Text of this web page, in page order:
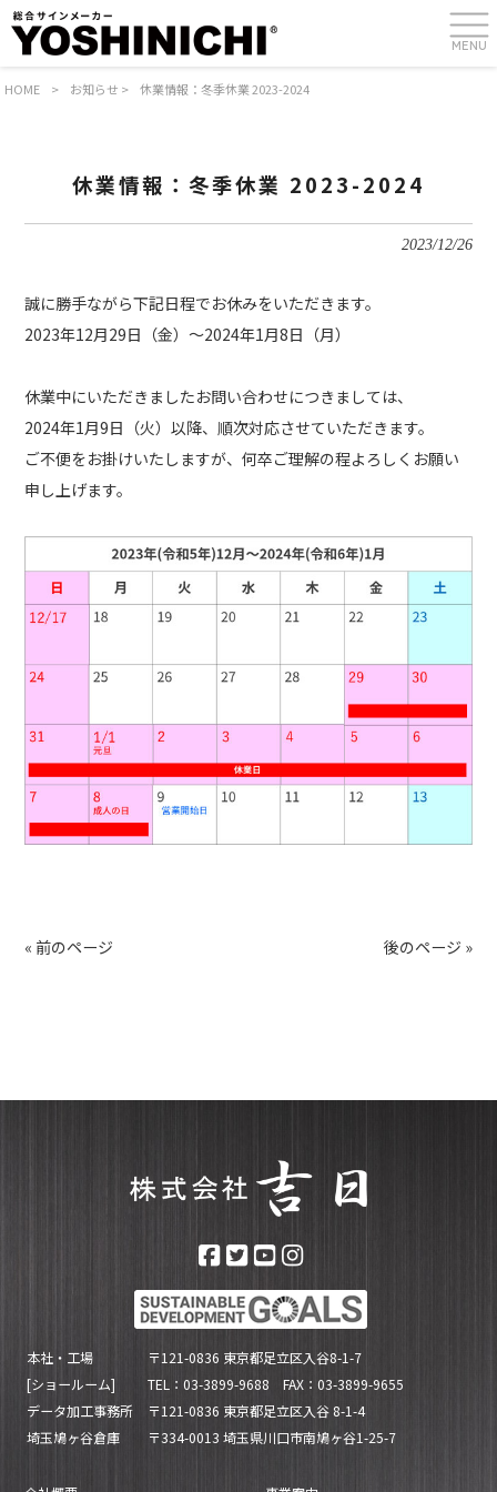
MENU
HOME > お知らせ > 休業情報：冬季休業 2023-2024
休業情報：冬季休業 2023-2024
2023/12/26
誠に勝手ながら下記日程でお休みをいただきます。
2023年12月29日（金）～2024年1月8日（月）
休業中にいただきましたお問い合わせにつきましては、
2024年1月9日（火）以降、順次対応させていただきます。
ご不便をお掛けいたしますが、何卒ご理解の程よろしくお願い
申し上げます。
« 前のページ 後のページ »
本社・工場
[ショールーム]
〒121-0836 東京都足立区入谷8-1-7
TEL：03-3899-9688 FAX：03-3899-9655
データ加工事務所
〒121-0836 東京都足立区入谷 8-1-4
埼玉鳩ヶ谷倉庫
〒334-0013 埼玉県川口市南鳩ヶ谷1-25-7